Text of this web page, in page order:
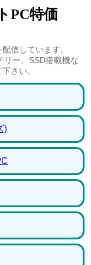
PC特価
信しています。
リー、SSD搭載機な
さい。
)